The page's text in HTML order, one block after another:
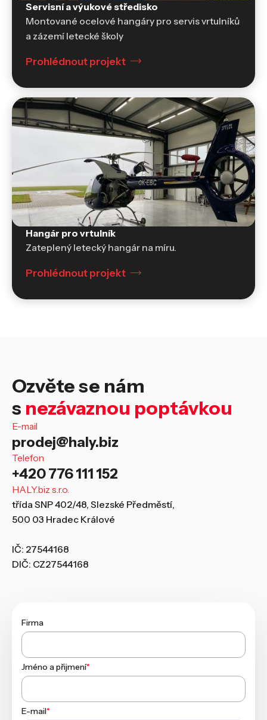
Hangáry
Servisní a výukové středisko
Montované ocelové hangáry pro servis vrtulníků
a zázemí letecké školy
Prohlédnout projekt
Hangár pro vrtulník
Zateplený letecký hangár na míru.
Prohlédnout projekt
Ozvěte se nám
s nezávaznou poptávkou
E-mail
prodej@haly.biz
Telefon
+420 776 111 152
HALY.biz s.r.o.
třída SNP 402/48, Slezské Předměstí,
500 03 Hradec Králové
IČ: 27544168
DIČ: CZ27544168
Firma
Jméno a přijmení*
E-mail*